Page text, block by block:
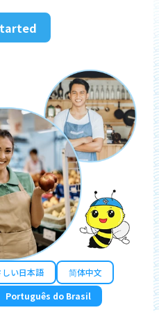
い日本語
简体中文
Português do Brasil